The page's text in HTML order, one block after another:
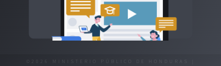
©2026 MINISTERIO PÚBLICO DE HONDURAS |